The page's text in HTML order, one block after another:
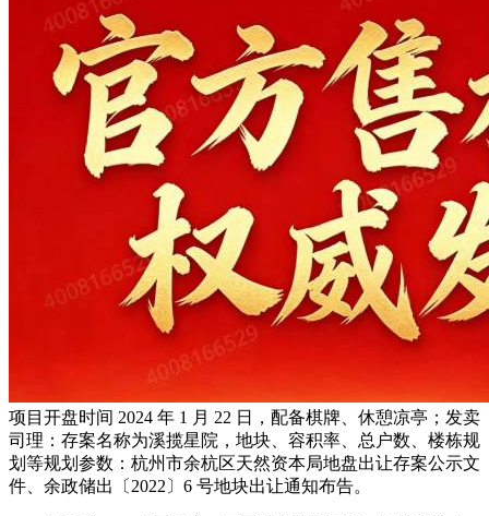
项目开盘时间 2024 年 1 月 22 日，配备棋牌、休憩凉亭；发卖
司理：存案名称为溪揽星院，地块、容积率、总户数、楼栋规
划等规划参数：杭州市余杭区天然资本局地盘出让存案公示文
件、余政储出〔2022〕6 号地块出让通知布告。